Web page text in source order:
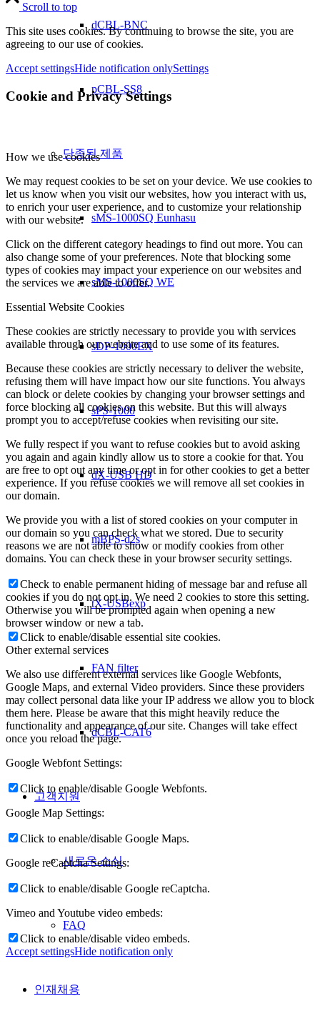
dCBL-BNC
pCBL-SS8
단종된 제품
sMS-1000SQ Eunhasu
sMS-1000SQ WE
sDP-1000EX
sPS-1000
dX-USB HD
mBPS-d2s
tX-USBexp
FAN filter
dCBL-CAT6
고객지원
새로운 소식
FAQ
인재채용
Scroll to top
This site uses cookies. By continuing to browse the site, you are
agreeing to our use of cookies.
Accept settingsHide notification onlySettings
Cookie and Privacy Settings
How we use cookies
We may request cookies to be set on your device. We use cookies to
let us know when you visit our websites, how you interact with us,
to enrich your user experience, and to customize your relationship
with our website.
Click on the different category headings to find out more. You can
also change some of your preferences. Note that blocking some
types of cookies may impact your experience on our websites and
the services we are able to offer.
Essential Website Cookies
These cookies are strictly necessary to provide you with services
available through our website and to use some of its features.
Because these cookies are strictly necessary to deliver the website,
refusing them will have impact how our site functions. You always
can block or delete cookies by changing your browser settings and
force blocking all cookies on this website. But this will always
prompt you to accept/refuse cookies when revisiting our site.
We fully respect if you want to refuse cookies but to avoid asking
you again and again kindly allow us to store a cookie for that. You
are free to opt out any time or opt in for other cookies to get a better
experience. If you refuse cookies we will remove all set cookies in
our domain.
We provide you with a list of stored cookies on your computer in
our domain so you can check what we stored. Due to security
reasons we are not able to show or modify cookies from other
domains. You can check these in your browser security settings.
Check to enable permanent hiding of message bar and refuse all
cookies if you do not opt in. We need 2 cookies to store this setting.
Otherwise you will be prompted again when opening a new
browser window or new a tab.
Click to enable/disable essential site cookies.
Other external services
We also use different external services like Google Webfonts,
Google Maps, and external Video providers. Since these providers
may collect personal data like your IP address we allow you to block
them here. Please be aware that this might heavily reduce the
functionality and appearance of our site. Changes will take effect
once you reload the page.
Google Webfont Settings:
Click to enable/disable Google Webfonts.
Google Map Settings:
Click to enable/disable Google Maps.
Google reCaptcha Settings:
Click to enable/disable Google reCaptcha.
Vimeo and Youtube video embeds:
Click to enable/disable video embeds.
Accept settingsHide notification only